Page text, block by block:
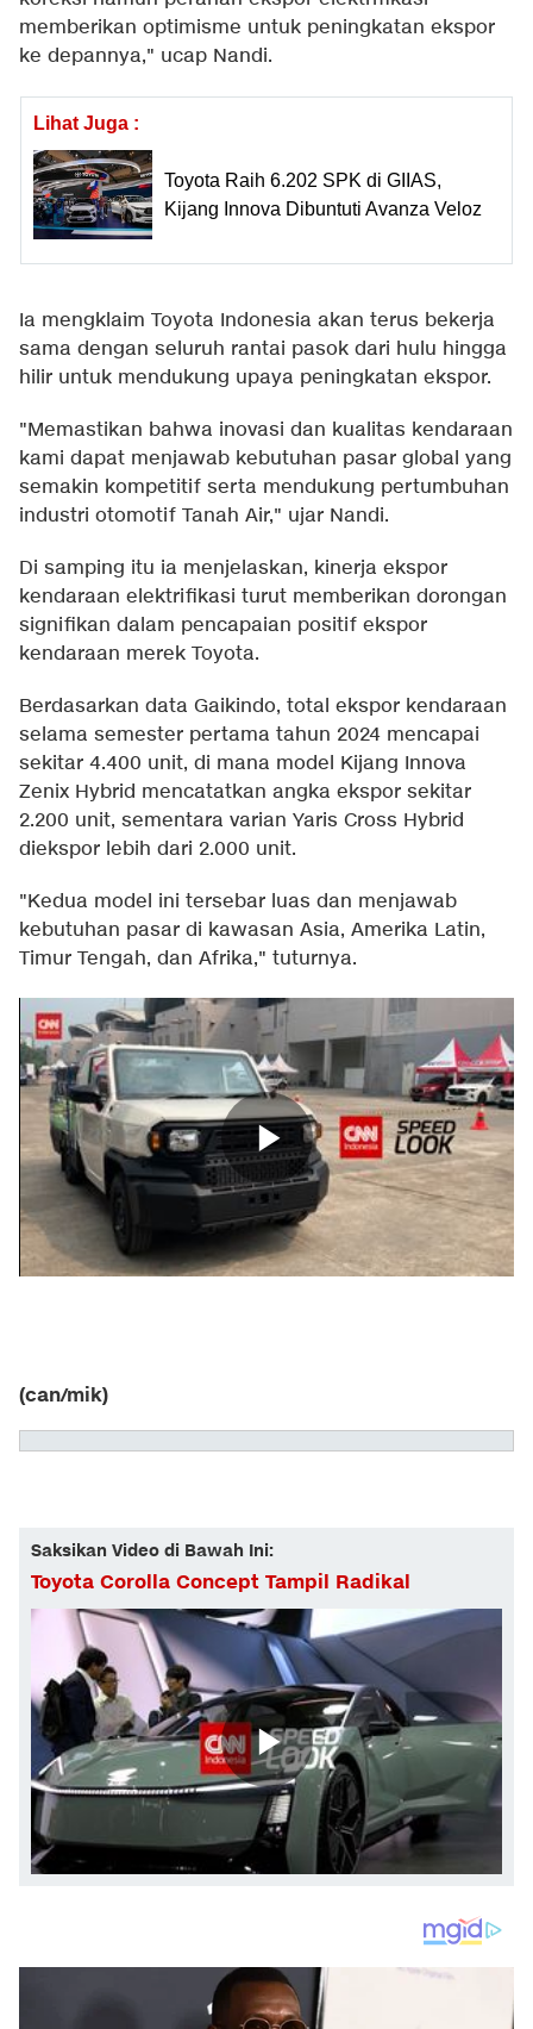
memberikan optimisme untuk peningkatan ekspor
ke depannya," ucap Nandi.
Lihat Juga :
Toyota Raih 6.202 SPK di GIIAS,
Kijang Innova Dibuntuti Avanza Veloz
Ia mengklaim Toyota Indonesia akan terus bekerja
sama dengan seluruh rantai pasok dari hulu hingga
hilir untuk mendukung upaya peningkatan ekspor.
"Memastikan bahwa inovasi dan kualitas kendaraan
kami dapat menjawab kebutuhan pasar global yang
semakin kompetitif serta mendukung pertumbuhan
industri otomotif Tanah Air," ujar Nandi.
Di samping itu ia menjelaskan, kinerja ekspor
kendaraan elektrifikasi turut memberikan dorongan
signifikan dalam pencapaian positif ekspor
kendaraan merek Toyota.
Berdasarkan data Gaikindo, total ekspor kendaraan
selama semester pertama tahun 2024 mencapai
sekitar 4.400 unit, di mana model Kijang Innova
Zenix Hybrid mencatatkan angka ekspor sekitar
2.200 unit, sementara varian Yaris Cross Hybrid
diekspor lebih dari 2.000 unit.
"Kedua model ini tersebar luas dan menjawab
kebutuhan pasar di kawasan Asia, Amerika Latin,
Timur Tengah, dan Afrika," tuturnya.
(can/mik)
Saksikan Video di Bawah Ini:
Toyota Corolla Concept Tampil Radikal